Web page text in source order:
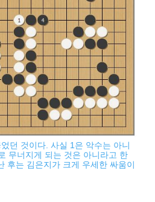
던 것이다. 사실 1은 악수는 아니
무너지게 되는 것은 아니라고 한
후는 김은지가 크게 우세한 싸움이